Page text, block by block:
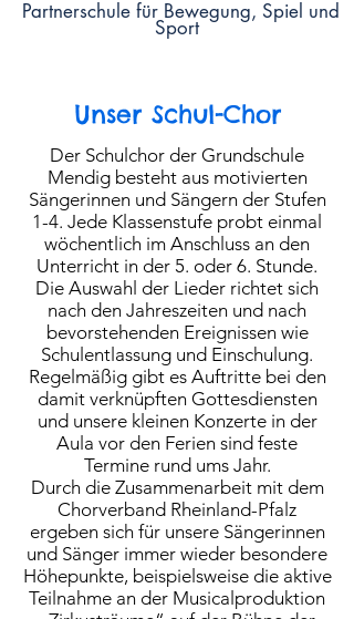
Partnerschule für Bewegung, Spiel und
Sport
Unser Schul-Chor
Der Schulchor der Grundschule
Mendig besteht aus motivierten
Sängerinnen und Sängern der Stufen
1-4. Jede Klassenstufe probt einmal
wöchentlich im Anschluss an den
Unterricht in der 5. oder 6. Stunde.
Die Auswahl der Lieder richtet sich
nach den Jahreszeiten und nach
bevorstehenden Ereignissen wie
Schulentlassung und Einschulung.
Regelmäßig gibt es Auftritte bei den
damit verknüpften Gottesdiensten
und unsere kleinen Konzerte in der
Aula vor den Ferien sind feste
Termine rund ums Jahr.
Durch die Zusammenarbeit mit dem
Chorverband Rheinland-Pfalz
ergeben sich für unsere Sängerinnen
und Sänger immer wieder besondere
Höhepunkte, beispielsweise die aktive
Teilnahme an der Musicalproduktion